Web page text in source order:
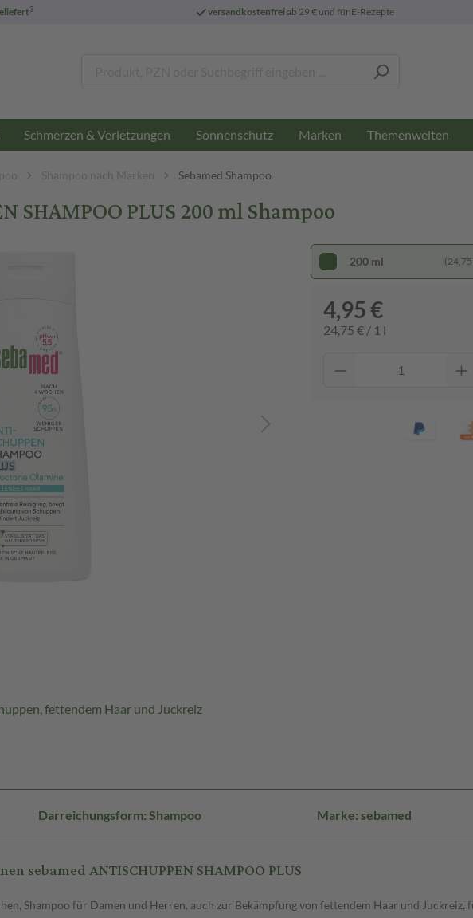
3 versandkostenfreiab 29 € und für E-Rezepte
Schmerzen & Verletzungen Sonnenschutz Marken Themenwelten
Shampoo nach Marken Sebamed Shampoo
SHAMPOO PLUS 200 ml Shampoo
fettendem Haar und Juckreiz
200 ml (24,75
4,95 €
24,75 € / 1 l
Darreichungsform: Shampoo Marke: sebamed
ANTISCHUPPEN SHAMPOO PLUS
Shampoo für Damen und Herren, auch zur Bekämpfung von fettendem Haar und Juckreiz,